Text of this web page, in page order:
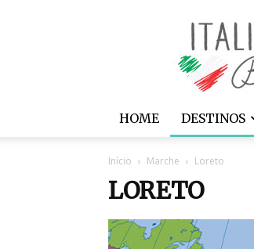
HOME DESTINOS
Início Marche Loreto
LORETO